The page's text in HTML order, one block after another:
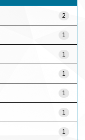
2
1
1
1
1
1
1